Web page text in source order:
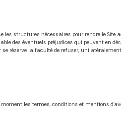
les structures nécessaires pour rendre le
des éventuels préjudices qui peuvent en
réserve la faculté de refuser,
les termes, conditions et mentions